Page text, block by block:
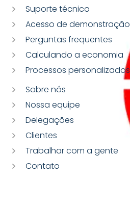
Suporte técnico
Acesso de demonstração
Perguntas frequentes
Calculando a economia
Processos personalizados
Sobre nós
Nossa equipe
Delegações
Clientes
Trabalhar com a gente
Contato